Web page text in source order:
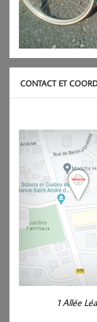
CONTACT ET
1 Allée